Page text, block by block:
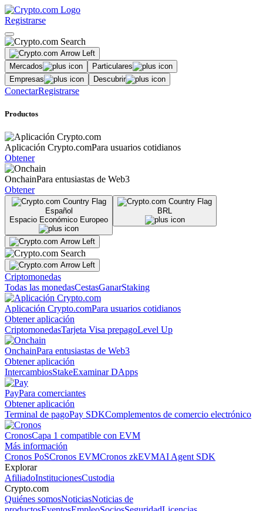
Registrarse
Mercados
Particulares
Empresas
Descubrir
ConectarRegistrarse
Productos
Aplicación Crypto.comPara usuarios cotidianos
Obtener
OnchainPara entusiastas de Web3
Obtener
Español
Espacio Económico Europeo
BRL
Criptomonedas
Todas las monedasCestasGanarStaking
Aplicación Crypto.comPara usuarios cotidianos
Obtener aplicación
CriptomonedasTarjeta Visa prepagoLevel Up
OnchainPara entusiastas de Web3
Obtener aplicación
IntercambiosStakeExaminar DApps
PayPara comerciantes
Obtener aplicación
Terminal de pagoPay SDKComplementos de comercio electrónico
CronosCapa 1 compatible con EVM
Más información
Cronos PoSCronos EVMCronos zkEVMAI Agent SDK
Explorar
AfiliadoInstitucionesCustodia
Crypto.com
Quiénes somosNoticiasNoticias de